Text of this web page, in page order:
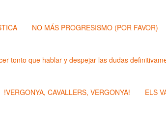
NO MÁS PROGRESISMO (POR FAVOR)
tonto que hablar y despejar las dudas
!VERGONYA, CAVALLERS, VERGONYA! ELS